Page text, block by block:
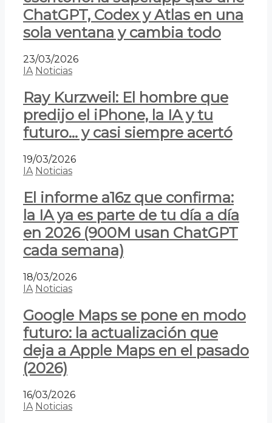
ChatGPT, Codex y Atlas en una
sola ventana y cambia todo
23/03/2026
IA Noticias
Ray Kurzweil: El hombre que
predijo el iPhone, la IA y tu
futuro… y casi siempre acertó
19/03/2026
IA Noticias
El informe a16z que confirma:
la IA ya es parte de tu día a día
en 2026 (900M usan ChatGPT
cada semana)
18/03/2026
IA Noticias
Google Maps se pone en modo
futuro: la actualización que
deja a Apple Maps en el pasado
(2026)
16/03/2026
IA Noticias